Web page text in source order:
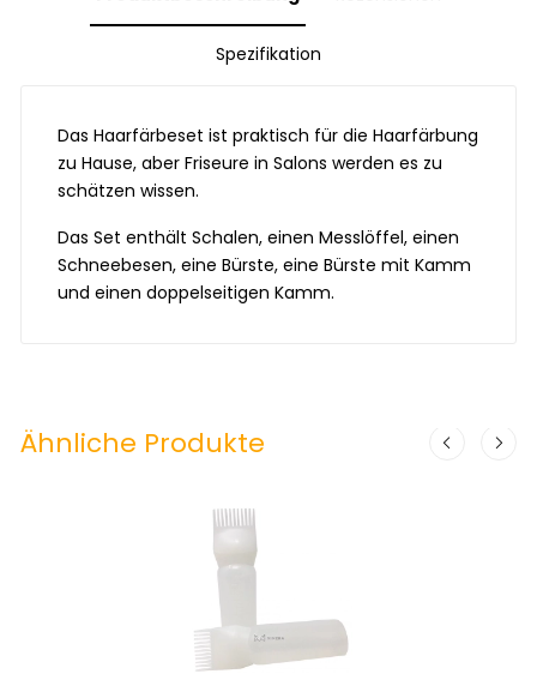
Spezifikation
Das Haarfärbeset ist praktisch für die Haarfärbung
zu Hause, aber Friseure in Salons werden es zu
schätzen wissen.
Das Set enthält Schalen, einen Messlöffel, einen
Schneebesen, eine Bürste, eine Bürste mit Kamm
und einen doppelseitigen Kamm.
Ähnliche Produkte